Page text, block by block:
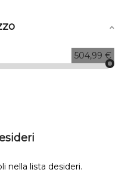
504,99 €
nella lista desideri.